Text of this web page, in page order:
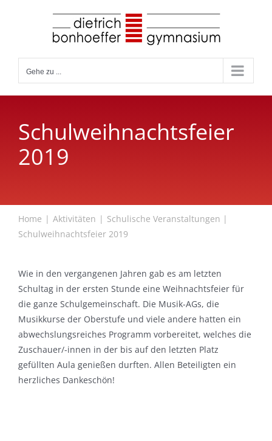
Gehe zu ...
Schulweihnachtsfeier
2019
Home Aktivitäten
Schulische Veranstaltungen
Schulweihnachtsfeier 2019
Wie in den vergangenen Jahren gab es am letzten
Schultag in der ersten Stunde eine Weihnachtsfeier für
die ganze Schulgemeinschaft. Die Musik-AGs, die
Musikkurse der Oberstufe und viele andere hatten ein
abwechslungsreiches Programm vorbereitet, welches die
Zuschauer/-innen in der bis auf den letzten Platz
gefüllten Aula genießen durften. Allen Beteiligten ein
herzliches Dankeschön!